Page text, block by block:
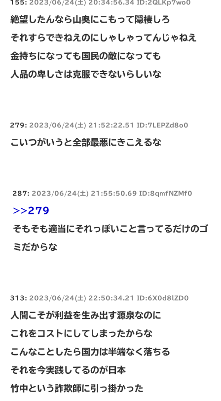
155: 2023/06/24(土) 20:34:56.34 ID:2QLKp7wo0
絶望したんなら山奥にこもって隠棲しろ
それすらできねえのにしゃしゃってんじゃねえ
金持ちになっても国民の敵になっても
人品の卑しさは克服できないらしいな
279: 2023/06/24(土) 21:52:22.51 ID:7LEPZd8o0
こいつがいうと全部最悪にきこえるな
287: 2023/06/24(土) 21:55:50.69 ID:8qmfNZMf0
>>279
そもそも適当にそれっぽいこと言ってるだけのゴ
ミだからな
313: 2023/06/24(土) 22:50:34.21 ID:6X0d8lZD0
人間こそが利益を生み出す源泉なのに
これをコストにしてしまったからな
こんなことしたら国力は半端なく落ちる
それを今実践してるのが日本
竹中という詐欺師に引っ掛かった